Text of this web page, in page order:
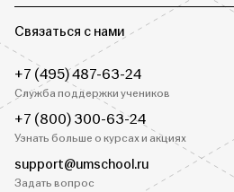
Связаться с нами
+7 (495) 487-63-24
Служба поддержки учеников
+7 (800) 300-63-24
Узнать больше о курсах и акциях
support@umschool.ru
Задать вопрос